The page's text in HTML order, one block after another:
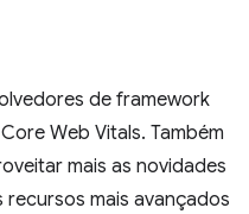
de framework
Web Vitals. Também
mais as novidades
mais avançados